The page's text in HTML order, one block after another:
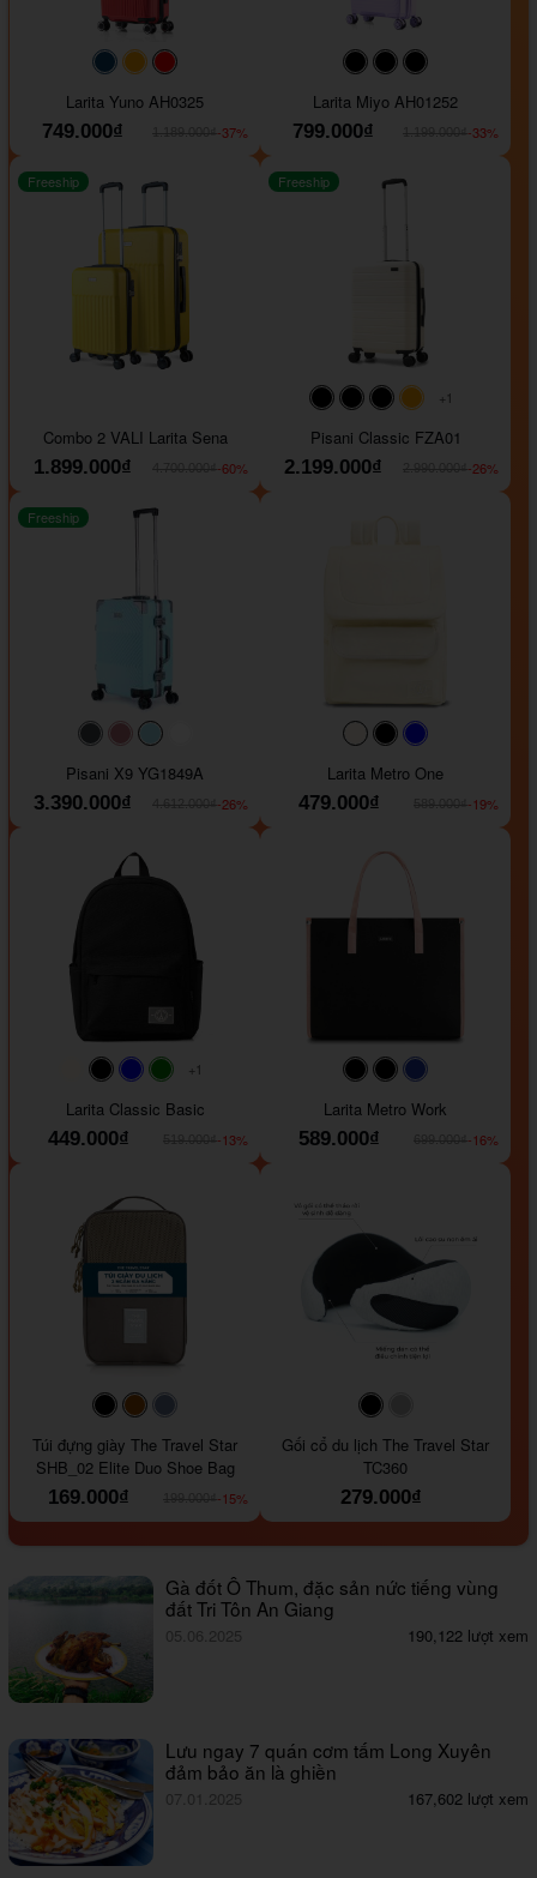
#093f69#ffa500
Larita Yuno AH0325
749.000₫
-37%
#000000#000000
Larita Miyo AH01252
799.000₫
-33%
Freeship
Combo 2 VALI Larita Sena
1.899.000₫
-60%
#000000#000000
#000000
#ffa500
+1
Freeship
Pisani Classic FZA01
2.199.000₫
-26%
#40454a#b76e79
#9ad8e7
Freeship
Pisani X9 YG1849A
3.390.000₫
-26%
#faf0e6#000000
Larita Metro One
479.000₫
-19%
#faf0e6
#000000#0000FF#008000
+1
Larita Classic Basic
449.000₫
-13%
#000000#000000
Larita Metro Work
589.000₫
-16%
#000000#964B00
Túi đựng giày The Travel Star
SHB_02 Elite Duo Shoe Bag
169.000₫
-15%
#000000
Gối cổ du lịch The Travel Star
TC360
279.000₫
Gà đốt Ô Thum, đặc sản nức tiếng vùng
đất Tri Tôn An Giang
05.06.2025 190,122 lượt xem
Lưu ngay 7 quán cơm tấm Long Xuyên
đảm bảo ăn là ghiền
07.01.2025 167,602 lượt xem